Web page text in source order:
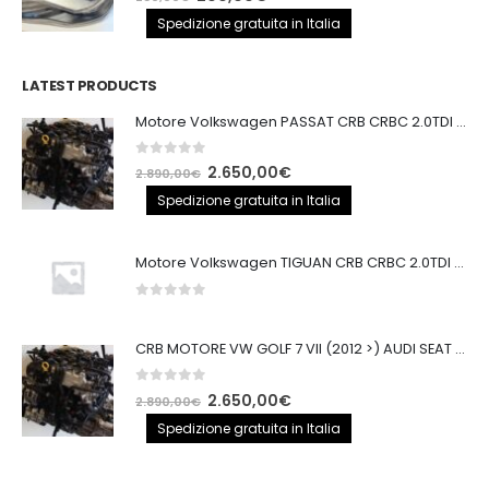
prezzo
originale
prezzo
attuale
Spedizione gratuita in Italia
LATEST PRODUCTS
Motore Volkswagen PASSAT CRB CRBC 2.0TDI 150CV
out of 5
2.890,00€ Il
prezzo
originale
2.890,00€.
2.650,00€Il
prezzo
attuale
2.650,00€.
Spedizione gratuita in Italia
Motore Volkswagen TIGUAN CRB CRBC 2.0TDI 150CV EURO6
CRB MOTORE VW GOLF 7 VII (2012 >) AUDI SEAT 2.0TDI 150CV CRB IMPIANTO BOSCH
out of 5
2.890,00€ Il
prezzo
originale
2.650,00€Il
prezzo
attuale
Spedizione gratuita in Italia